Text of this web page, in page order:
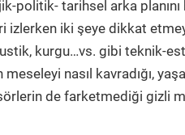
politik- tarihsel arka planını
izlerken iki şeye dikkat
kurgu…vs. gibi teknik-
nasıl kavradığı,
de farketmediği gizli